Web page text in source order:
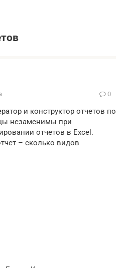
0
и конструктор отчетов по
незаменимы при
отчетов в Excel.
– сколько видов